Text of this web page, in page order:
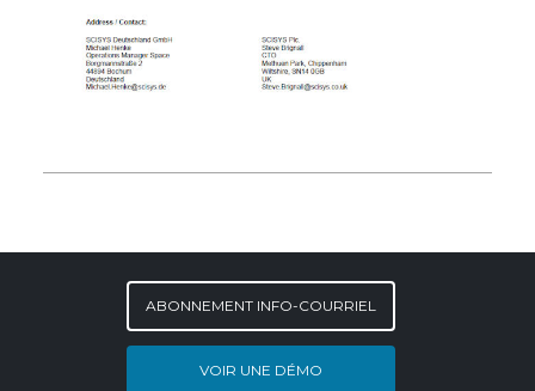
ABONNEMENT INFO-COURRIEL
VOIR UNE DÉMO